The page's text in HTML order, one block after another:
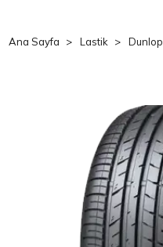
Ana Sayfa Lastik Dunlop